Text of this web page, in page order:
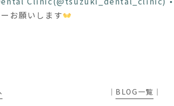
お願いします
│ BLOG一覧 │